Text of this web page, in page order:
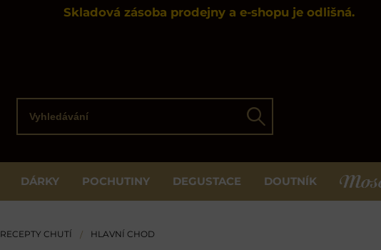
Skladová zásoba prodejny a e-shopu je odlišná.
Hledat
DÁRKY POCHUTINY DEGUSTACE DOUTNÍK
MOSER
RECEPTY CHUTÍ / HLAVNÍ CHOD